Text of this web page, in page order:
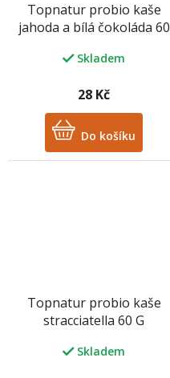
Topnatur probio kaše
jahoda a bílá čokoláda 60
Skladem
28 Kč
Do košíku
Topnatur probio kaše
stracciatella 60 G
Skladem